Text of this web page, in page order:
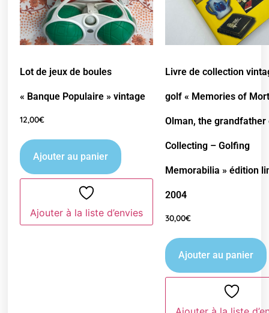
Lot de jeux de boules
« Banque Populaire » vintage
12,00€
Ajouter au panier
Ajouter à la liste d’envies
Livre de collection
golf « Memories of
Olman, the grandfather
Collecting – Golfing
Memorabilia » édition
2004
30,00€
Ajouter au panier